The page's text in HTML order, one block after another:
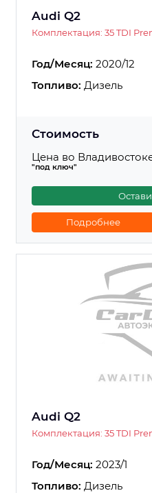
Audi Q2
Комплектация: 35 TDI
Год/Месяц: 2020/12
Топливо: Дизель
Стоимость
Цена во
"под ключ"
Подробнее
Audi Q2
Комплектация: 35 TDI
Год/Месяц: 2023/1
Топливо: Дизель